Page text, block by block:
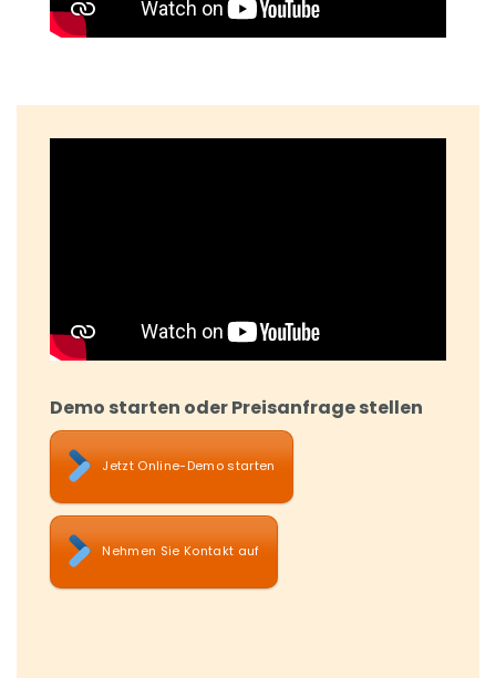
Demo starten oder Preisanfrage stellen
Jetzt Online-Demo starten
Nehmen Sie Kontakt auf